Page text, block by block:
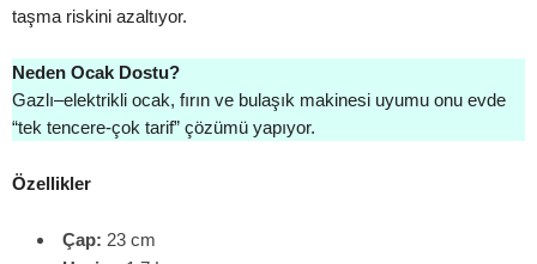
taşma riskini azaltıyor.
Neden Ocak Dostu?
Gazlı–elektrikli ocak, fırın ve bulaşık makinesi uyumu onu evde
“tek tencere‑çok tarif” çözümü yapıyor.
Özellikler
Çap: 23 cm